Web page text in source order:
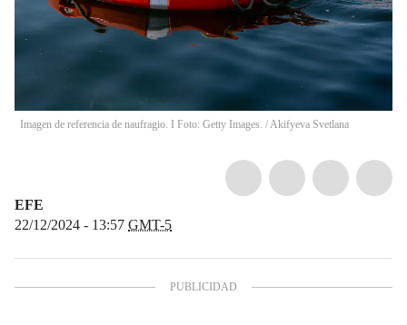
Imagen de referencia de naufragio. I Foto: Getty Images. /Akifyeva Svetlana
EFE
22/12/2024 - 13:57 GMT-5